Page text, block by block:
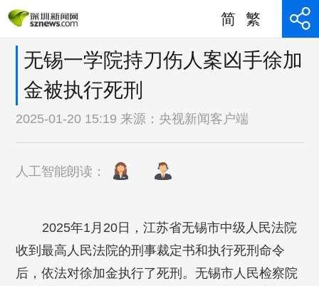
简 繁
无锡一学院持刀伤人案凶手徐加
金被执行死刑
2025-01-20 15:19 来源： 央视新闻客户端
人工智能朗读：
2025年1月20日，江苏省无锡市中级人民法院
收到最高人民法院的刑事裁定书和执行死刑命令
后，依法对徐加金执行了死刑。无锡市人民检察院